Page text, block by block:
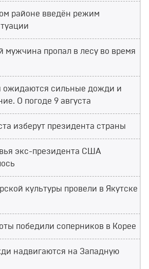
районе введён режим
мужчина пропал в лесу во время
ожидаются сильные дожди и
О погоде 9 августа
изберут президента страны
экс-президента США
культуры провели в Якутске
победили соперников в Корее
надвигаются на Западную